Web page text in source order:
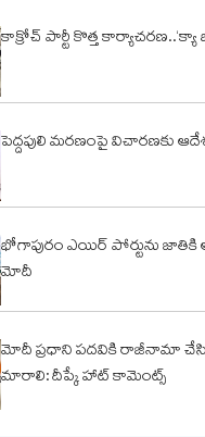
కాక్రోచ్ పార్టీ కొత్త కార్యాచరణ..‘క్యా
పెద్దపులి మరణంపై విచారణకు
భోగాపురం ఎయిర్ పోర్టును జాతికి
మోదీ
మోదీ ప్రధాని పదవికి రాజీనామా చేసి
మారాలి: దీప్కే హాట్ కామెంట్స్